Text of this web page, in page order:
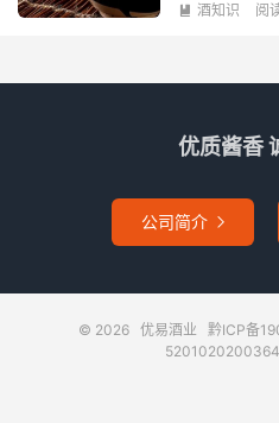
 酒知识 阅
优质酱香
公司简介 
© 2026 优易酒业 黔ICP备